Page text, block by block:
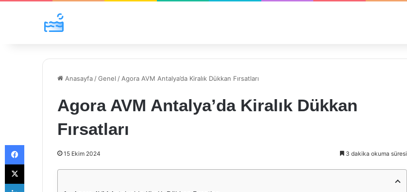
Anasayfa /Genel / Agora AVM Antalya’da Kiralık Dükkan Fırsatları
Agora AVM Antalya’da Kiralık Dükkan
Fırsatları
15 Ekim 2024 3 dakika okuma süresi
Facebook
X
LinkedIn